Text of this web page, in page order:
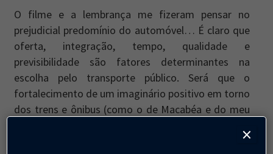
O filme e a lembrança me fizeram pensar no
prejudicial predomínio do automóvel… É claro que
oferta, integração, tempo, qualidade e
previsibilidade são fatores determinantes na
escolha pelo transporte público. Será que o
fortalecimento de um imaginário positivo em torno
dos trens e ônibus (como o de Macabéa e do meu
papel importante para incentivar a troca do
×